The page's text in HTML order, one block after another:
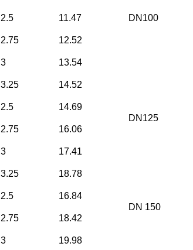
DN100
2.5 11.47
2.75 12.52
3 13.54
3.25 14.52
DN125
2.5 14.69
2.75 16.06
3 17.41
3.25 18.78
DN 150
2.5 16.84
2.75 18.42
3 19.98